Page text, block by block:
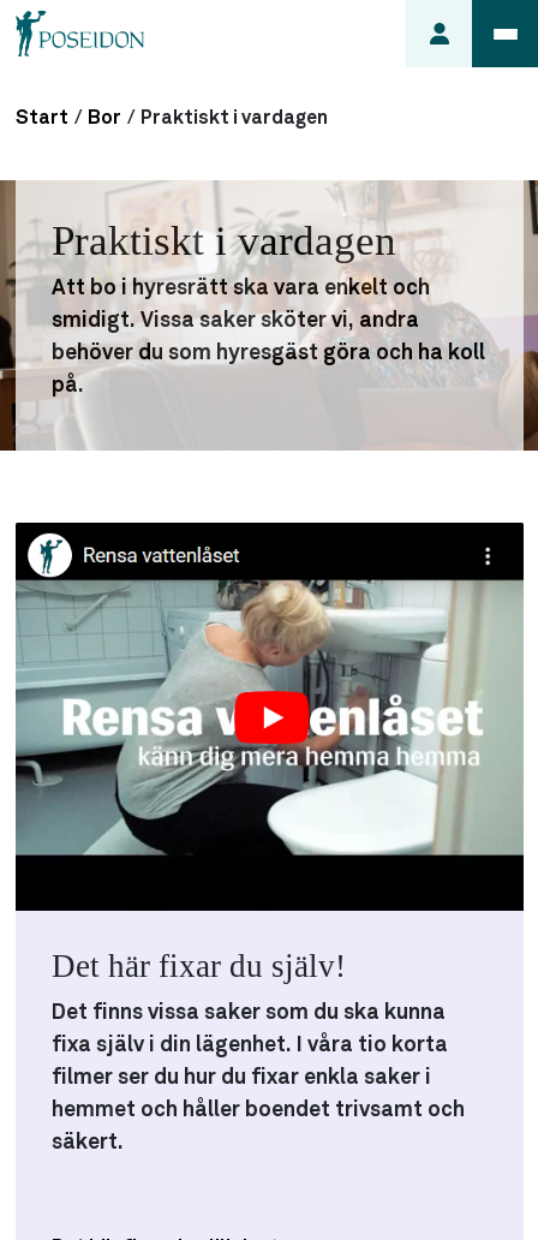
lägenheten
Frågor
om
min
hyra
Så här
Start / Bor / Praktiskt i vardagen
Praktiskt i vardagen
Att bo i hyresrätt ska vara enkelt och
smidigt. Vissa saker sköter vi, andra
behöver du som hyresgäst göra och ha koll
på.
Det här fixar du själv!
Det finns vissa saker som du ska kunna
fixa själv i din lägenhet. I våra tio korta
filmer ser du hur du fixar enkla saker i
hemmet och håller boendet trivsamt och
säkert.